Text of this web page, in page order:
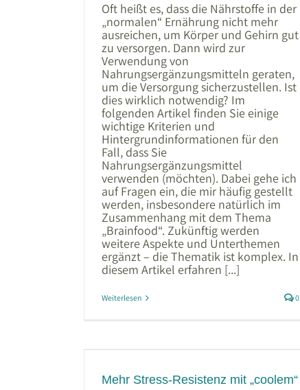
Oft heißt es, dass die Nährstoffe in der
„normalen“ Ernährung nicht mehr
ausreichen, um Körper und Gehirn gut
zu versorgen. Dann wird zur
Verwendung von
Nahrungsergänzungsmitteln geraten,
um die Versorgung sicherzustellen. Ist
dies wirklich notwendig? Im
folgenden Artikel finden Sie einige
wichtige Kriterien und
Hintergrundinformationen für den
Fall, dass Sie
Nahrungsergänzungsmittel
verwenden (möchten). Dabei gehe ich
auf Fragen ein, die mir häufig gestellt
werden, insbesondere natürlich im
Zusammenhang mit dem Thema
„Brainfood“. Zukünftig werden
weitere Aspekte und Unterthemen
ergänzt – die Thematik ist komplex. In
diesem Artikel erfahren [...]
Weiterlesen 0
Mehr Stress-Resistenz mit „coolem“